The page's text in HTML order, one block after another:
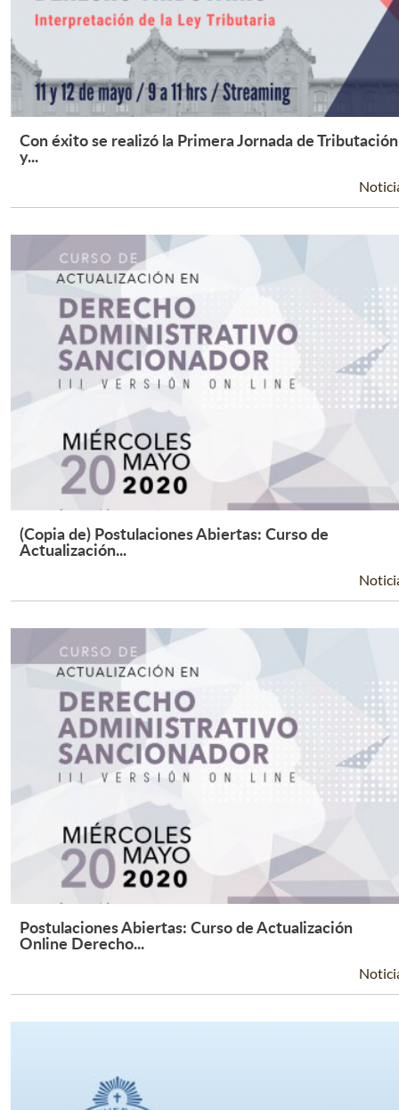
Leer Más +
Con éxito se realizó la Primera Jornada de Tributación
y...
Leer Más +
(Copia de) Postulaciones Abiertas: Curso de
Actualización...
Leer Más +
Postulaciones Abiertas: Curso de Actualización
Online Derecho...